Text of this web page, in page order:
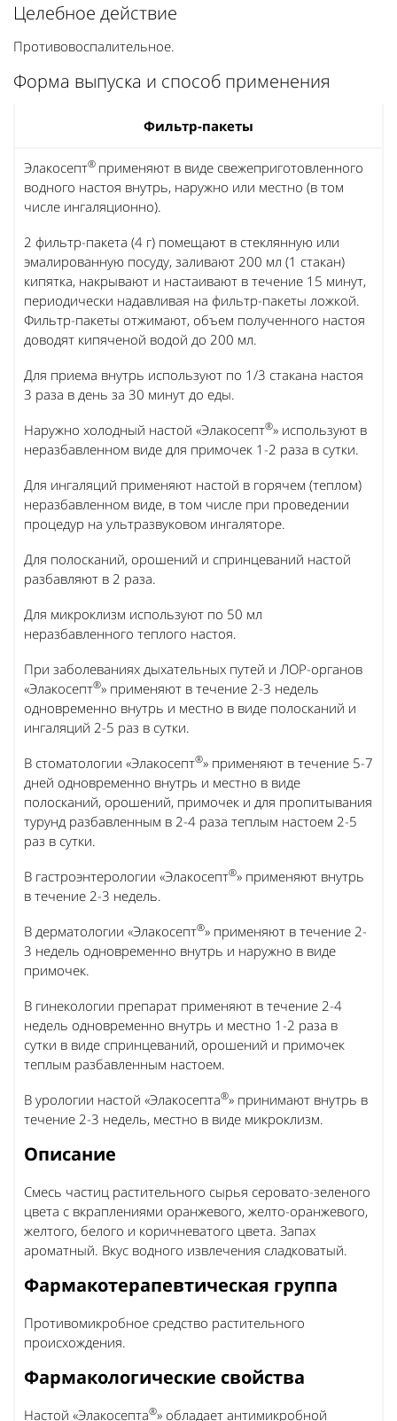
Целебное действие
Противовоспалительное.
Форма выпуска и способ применения
Фильтр-пакеты
Элакосепт® применяют в виде свежеприготовленного
водного настоя внутрь, наружно или местно (в том
числе ингаляционно).
2 фильтр-пакета (4 г) помещают в стеклянную или
эмалированную посуду, заливают 200 мл (1 стакан)
кипятка, накрывают и настаивают в течение 15 минут,
периодически надавливая на фильтр-пакеты ложкой.
Фильтр-пакеты отжимают, объем полученного настоя
доводят кипяченой водой до 200 мл.
Для приема внутрь используют по 1/3 стакана настоя
3 раза в день за 30 минут до еды.
Наружно холодный настой «Элакосепт®» используют в
неразбавленном виде для примочек 1-2 раза в сутки.
Для ингаляций применяют настой в горячем (теплом)
неразбавленном виде, в том числе при проведении
процедур на ультразвуковом ингаляторе.
Для полосканий, орошений и спринцеваний настой
разбавляют в 2 раза.
Для микроклизм используют по 50 мл
неразбавленного теплого настоя.
При заболеваниях дыхательных путей и ЛОР-органов
«Элакосепт®» применяют в течение 2-3 недель
одновременно внутрь и местно в виде полосканий и
ингаляций 2-5 раз в сутки.
В стоматологии «Элакосепт®» применяют в течение 5-7
дней одновременно внутрь и местно в виде
полосканий, орошений, примочек и для пропитывания
турунд разбавленным в 2-4 раза теплым настоем 2-5
раз в сутки.
В гастроэнтерологии «Элакосепт®» применяют внутрь
в течение 2-3 недель.
В дерматологии «Элакосепт®» применяют в течение 2-
3 недель одновременно внутрь и наружно в виде
примочек.
В гинекологии препарат применяют в течение 2-4
недель одновременно внутрь и местно 1-2 раза в
сутки в виде спринцеваний, орошений и примочек
теплым разбавленным настоем.
В урологии настой «Элакосепта®» принимают внутрь в
течение 2-3 недель, местно в виде микроклизм.
Описание
Смесь частиц растительного сырья серовато-зеленого
цвета с вкраплениями оранжевого, желто-оранжевого,
желтого, белого и коричневатого цвета. Запах
ароматный. Вкус водного извлечения сладковатый.
Фармакотерапевтическая группа
Противомикробное средство растительного
происхождения.
Фармакологические свойства
Настой «Элакосепта®» обладает антимикробной